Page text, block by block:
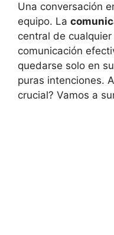
Una conversación
equipo. La
central de
comunicación
quedarse solo en
puras intenciones.
crucial? Vamos a